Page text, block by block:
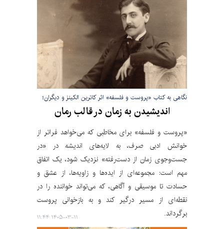
نگاهی به کتاب «پروست و فلسفه» اثر کاترین الکینز و دیگران؛
اندیشیدن به زمان در قالب رمان
«پروست و فلسفه» برای مخاطبی که می‌خواهد فراتر از
خوانش ادبی صرف، به لایه‌های اندیشه در «در
جست‌وجوی زمان از دست‌رفته» نزدیک شود، یک اتفاق
مهم است: مجموعه‌ای از ایده‌ها و زاویه‌ها، از عشق و
حسادت تا موسیقی و آگاهی، که می‌تواند خواننده را در
نقطه‌ای از مسیر درگیر کند و به بازخوانی پروست
برگرداند.
۱۴۰۵-۰۳-۱۱ ۱۱:۴۴